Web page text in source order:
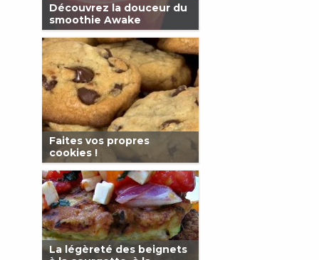
Découvrez la douceur du
smoothie Awake
Faites vos propres
cookies !
La légèreté des beignets